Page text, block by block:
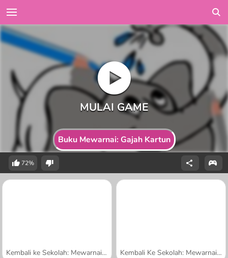
Buku Mewarnai: Gajah Kartun
72%
Kembali ke Sekolah: Mewarnai Beruang Lucu Kembali Ke Sekolah: Mewarnai Kucing